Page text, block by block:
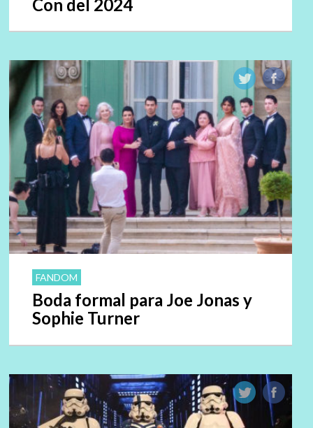
Con del 2024
FANDOM
Boda formal para Joe Jonas y
Sophie Turner